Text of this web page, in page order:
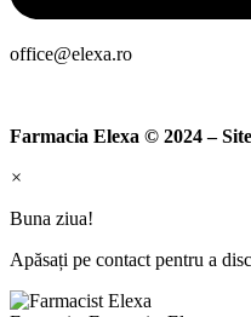
office@elexa.ro
Farmacia Elexa © 2024 –
×
Buna ziua!
Apăsați pe contact pentru a